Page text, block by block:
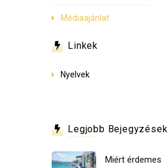
Médiaajánlat
Linkek
Nyelvek
Legjobb Bejegyzések
Miért érdemes